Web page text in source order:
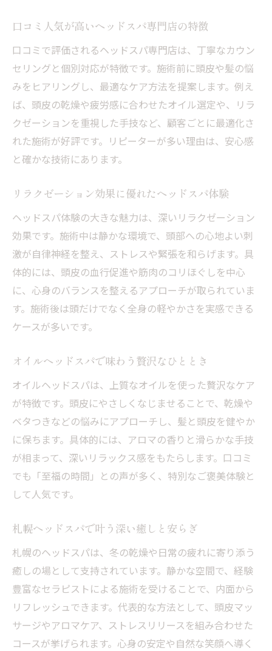
口コミ人気が高いヘッドスパ専門店の特徴
口コミで評価されるヘッドスパ専門店は、丁寧なカウン
セリングと個別対応が特徴です。施術前に頭皮や髪の悩
みをヒアリングし、最適なケア方法を提案します。例え
ば、頭皮の乾燥や疲労感に合わせたオイル選定や、リラ
クゼーションを重視した手技など、顧客ごとに最適化さ
れた施術が好評です。リピーターが多い理由は、安心感
と確かな技術にあります。
リラクゼーション効果に優れたヘッドスパ体験
ヘッドスパ体験の大きな魅力は、深いリラクゼーション
効果です。施術中は静かな環境で、頭部への心地よい刺
激が自律神経を整え、ストレスや緊張を和らげます。具
体的には、頭皮の血行促進や筋肉のコリほぐしを中心
に、心身のバランスを整えるアプローチが取られていま
す。施術後は頭だけでなく全身の軽やかさを実感できる
ケースが多いです。
オイルヘッドスパで味わう贅沢なひととき
オイルヘッドスパは、上質なオイルを使った贅沢なケア
が特徴です。頭皮にやさしくなじませることで、乾燥や
ベタつきなどの悩みにアプローチし、髪と頭皮を健やか
に保ちます。具体的には、アロマの香りと滑らかな手技
が相まって、深いリラックス感をもたらします。口コミ
でも「至福の時間」との声が多く、特別なご褒美体験と
して人気です。
札幌ヘッドスパで叶う深い癒しと安らぎ
札幌のヘッドスパは、冬の乾燥や日常の疲れに寄り添う
癒しの場として支持されています。静かな空間で、経験
豊富なセラピストによる施術を受けることで、内面から
リフレッシュできます。代表的な方法として、頭皮マッ
サージやアロマケア、ストレスリリースを組み合わせた
コースが挙げられます。心身の安定や自然な笑顔へ導く